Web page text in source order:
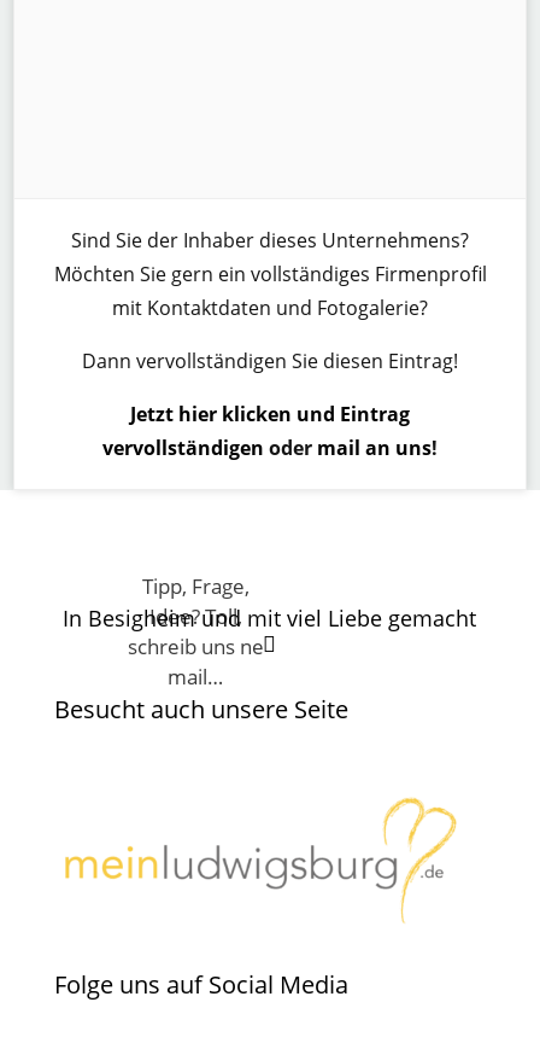
Sind Sie der Inhaber dieses Unternehmens?
Möchten Sie gern ein vollständiges Firmenprofil
mit Kontaktdaten und Fotogalerie?
Dann vervollständigen Sie diesen Eintrag!
Jetzt hier klicken und Eintrag
vervollständigen oder mail an uns!
Tipp, Frage,
Idee? Toll,
schreib uns ne
mail…
In Besigheim und mit viel Liebe gemacht

Besucht auch unsere Seite
Folge uns auf Social Media